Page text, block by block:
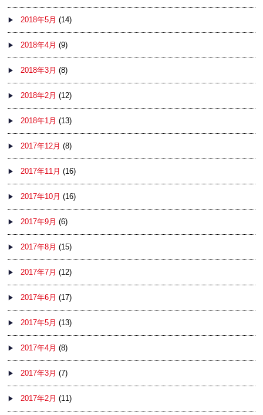
2018年5月 (14)
2018年4月 (9)
2018年3月 (8)
2018年2月 (12)
2018年1月 (13)
2017年12月 (8)
2017年11月 (16)
2017年10月 (16)
2017年9月 (6)
2017年8月 (15)
2017年7月 (12)
2017年6月 (17)
2017年5月 (13)
2017年4月 (8)
2017年3月 (7)
2017年2月 (11)